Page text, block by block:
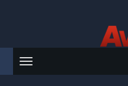
Menu